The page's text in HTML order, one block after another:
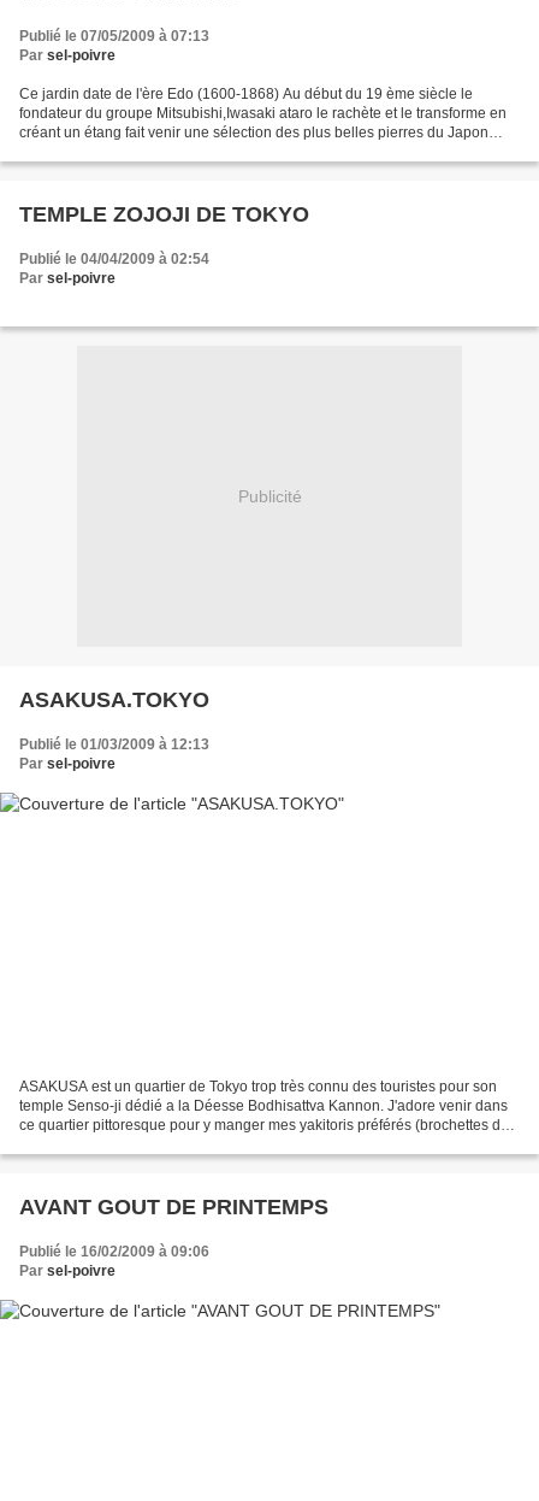
Publié le 07/05/2009 à 07:13
Par sel-poivre
Ce jardin date de l'ère Edo (1600-1868) Au début du 19 ème siècle le
fondateur du groupe Mitsubishi,Iwasaki ataro le rachète et le transforme en
créant un étang fait venir une sélection des plus belles pierres du Japon
TEMPLE ZOJOJI DE TOKYO
Publié le 04/04/2009 à 02:54
Par sel-poivre
Publicité
ASAKUSA.TOKYO
Publié le 01/03/2009 à 12:13
Par sel-poivre
ASAKUSA est un quartier de Tokyo trop très connu des touristes pour son
temple Senso-ji dédié a la Déesse Bodhisattva Kannon. J'adore venir dans
ce quartier pittoresque pour y manger mes yakitoris préférés (brochettes de
AVANT GOUT DE PRINTEMPS
Publié le 16/02/2009 à 09:06
Par sel-poivre